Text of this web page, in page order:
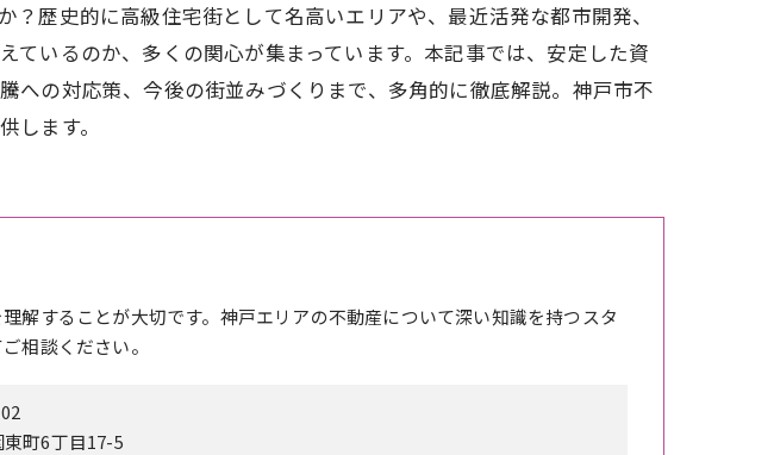
歴史的に高級住宅街として名高いエリアや、最近活発な都市開発、
いるのか、多くの関心が集まっています。本記事では、安定した資
の対応策、今後の街並みづくりまで、多角的に徹底解説。神戸市不
します。
解することが大切です。神戸エリアの不動産について深い知識を持つスタ
相談ください。
町6丁目17-5